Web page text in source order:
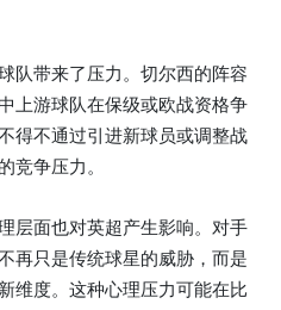
队带来了压力。切尔西的阵容
上游球队在保级或欧战资格争
得不通过引进新球员或调整战
竞争压力。
层面也对英超产生影响。对手
再只是传统球星的威胁，而是
维度。这种心理压力可能在比